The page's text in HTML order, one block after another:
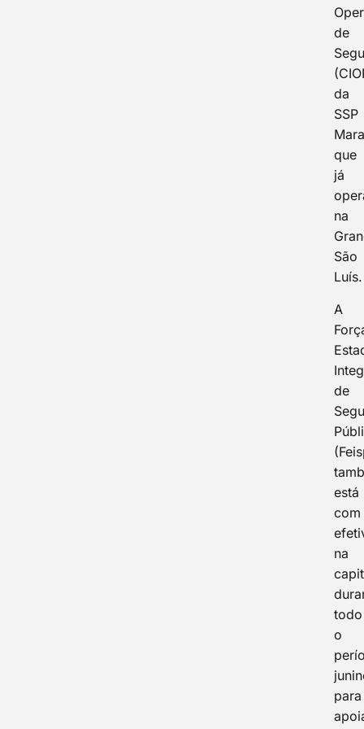
de
da
SSP
que
já
na
São
Luís.
A
de
está
com
na
todo
o
para